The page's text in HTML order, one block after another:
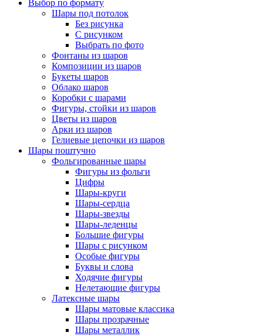
Выбор по формату
Шары под потолок
Без рисунка
С рисунком
Выбрать по фото
Фонтаны из шаров
Композиции из шаров
Букеты шаров
Облако шаров
Коробки с шарами
Фигуры, стойки из шаров
Цветы из шаров
Арки из шаров
Гелиевые цепочки из шаров
Шары поштучно
Фольгированные шары
Фигуры из фольги
Цифры
Шары-круги
Шары-сердца
Шары-звезды
Шары-леденцы
Большие фигуры
Шары с рисунком
Особые фигуры
Буквы и слова
Ходячие фигуры
Нелетающие фигуры
Латексные шары
Шары матовые классика
Шары прозрачные
Шары металлик